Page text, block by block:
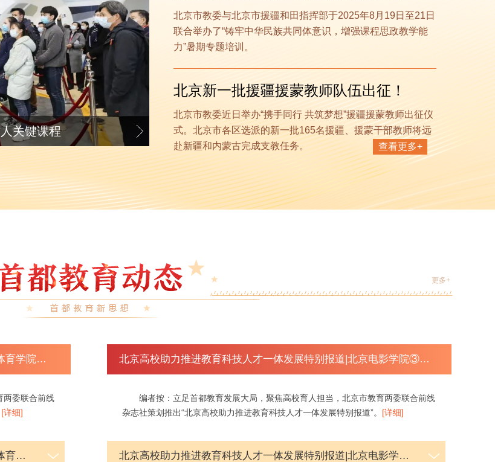
分享航天情 京津冀大中小学思想政治教育一体化建设论坛成功
北京市教委与北京市援疆和田指挥部于2025年8月19日至21日
联合举办了“铸牢中华民族共同体意识，增强课程思政教学能
力”暑期专题培训。
北京新一批援疆援蒙教师队伍出征！
北京市教委近日举办“携手同行 共筑梦想”援疆援蒙教师出征仪
式。北京市各区选派的新一批165名援疆、援蒙干部教师将远
赴新疆和内蒙古完成支教任务。
查看更多+
更多+
北京高校助力推进教育科技人才一体发展特别报道｜首都体育学院④：图说首都体育学院
两委联合前线
[详细]
北京高校助力推进教育科技人才一体发展特别报道｜首都体育学院③：在重大赛事实战中锤炼复合型人才
北京高校助力推进教育科技人才一体发展特别报道|北京电影学院③：以科技创新赋能艺术教育 以中国审美引领智能创作
编者按：立足首都教育发展大局，聚焦高校育人担当，北京市教育两委联合前线
杂志社策划推出“北京高校助力推进教育科技人才一体发展特别报道”。 [详细]
北京高校助力推进教育科技人才一体发展特别报道|北京电影学院②：深耕产教融合赋能 打造影视育人平台